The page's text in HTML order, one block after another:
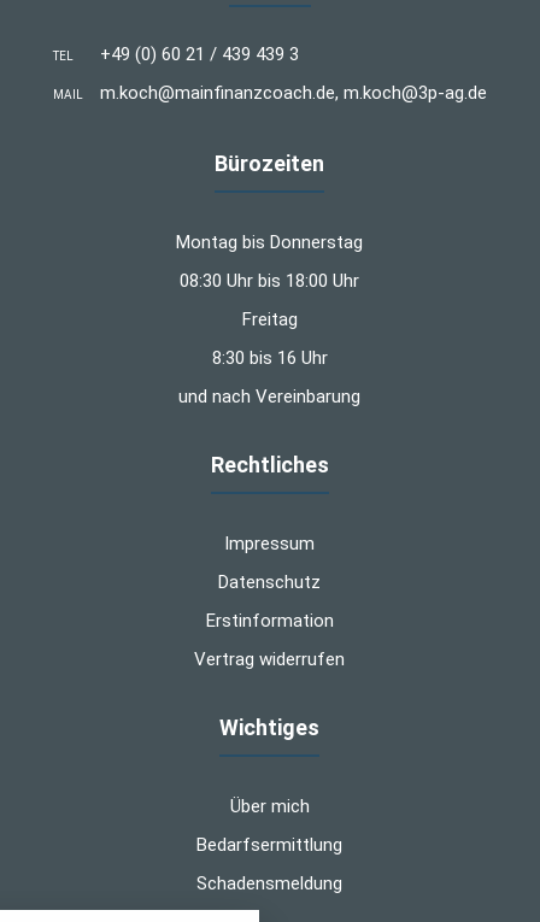
TEL +49 (0) 60 21 / 439 439 3
MAIL m.koch@mainfinanzcoach.de, m.koch@3p-ag.de
Bürozeiten
Montag bis Donnerstag
08:30 Uhr bis 18:00 Uhr
Freitag
8:30 bis 16 Uhr
und nach Vereinbarung
Rechtliches
Impressum
Datenschutz
Erstinformation
Vertrag widerrufen
Wichtiges
Über mich
Bedarfsermittlung
Schadensmeldung